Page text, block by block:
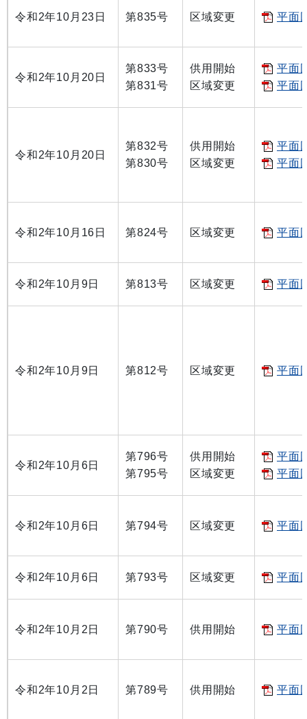
令和2年10月23日 第835号 区域変更 平面
令和2年10月20日
第833号
第831号
供用開始
区域変更
平面
平面
令和2年10月20日
第832号
第830号
供用開始
区域変更
平面
平面
令和2年10月16日 第824号 区域変更 平面
令和2年10月9日 第813号 区域変更 平面
令和2年10月9日 第812号 区域変更 平面
令和2年10月6日
第796号
第795号
供用開始
区域変更
平面
平面
令和2年10月6日 第794号 区域変更 平面
令和2年10月6日 第793号 区域変更 平面
令和2年10月2日 第790号 供用開始 平面
令和2年10月2日 第789号 供用開始 平面